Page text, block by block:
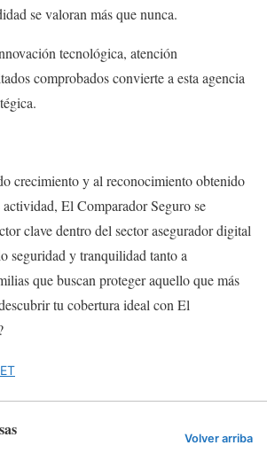
se valoran más que nunca.
tecnológica, atención
comprobados convierte a esta agencia
crecimiento y al reconocimiento obtenido
El Comparador Seguro se
clave dentro del sector asegurador digital
seguridad y tranquilidad tanto a
que buscan proteger aquello que más
tu cobertura ideal con El
Volver arriba